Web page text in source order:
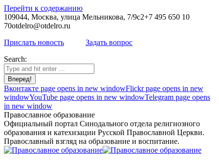
Перейти к содержанию
109044, Москва, улица Мельникова, 7/9с2+7 495 650 10
70otdelro@otdelro.ru
Прислать новость
Задать вопрос
Search:
Вконтакте page opens in new windowFlickr page opens in new
windowYouTube page opens in new windowTelegram page opens
in new window
Православное образование
Официальный портал Синодального отдела религиозного
образования и катехизации Русской Православной Церкви.
Православный взгляд на образование и воспитание.